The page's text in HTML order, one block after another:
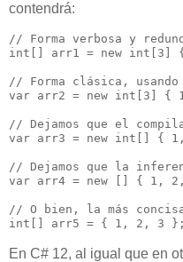
contendrá:
// Forma verbosa y
int[] arr1 = new int[3]
// Forma clásica,
var arr2 = new int[3] {
// Dejamos que el
var arr3 = new int[] {
// Dejamos que la
var arr4 = new [] { 1,
// O bien, la más
En C# 12, al igual que en